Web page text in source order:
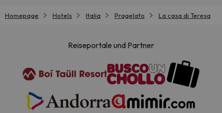
Homepage Hotels Italia Pragelato La casa di Teresa
Reiseportale und Partner